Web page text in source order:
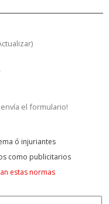
)
el formulario!
ó injuriantes
como publicitarios
estas normas